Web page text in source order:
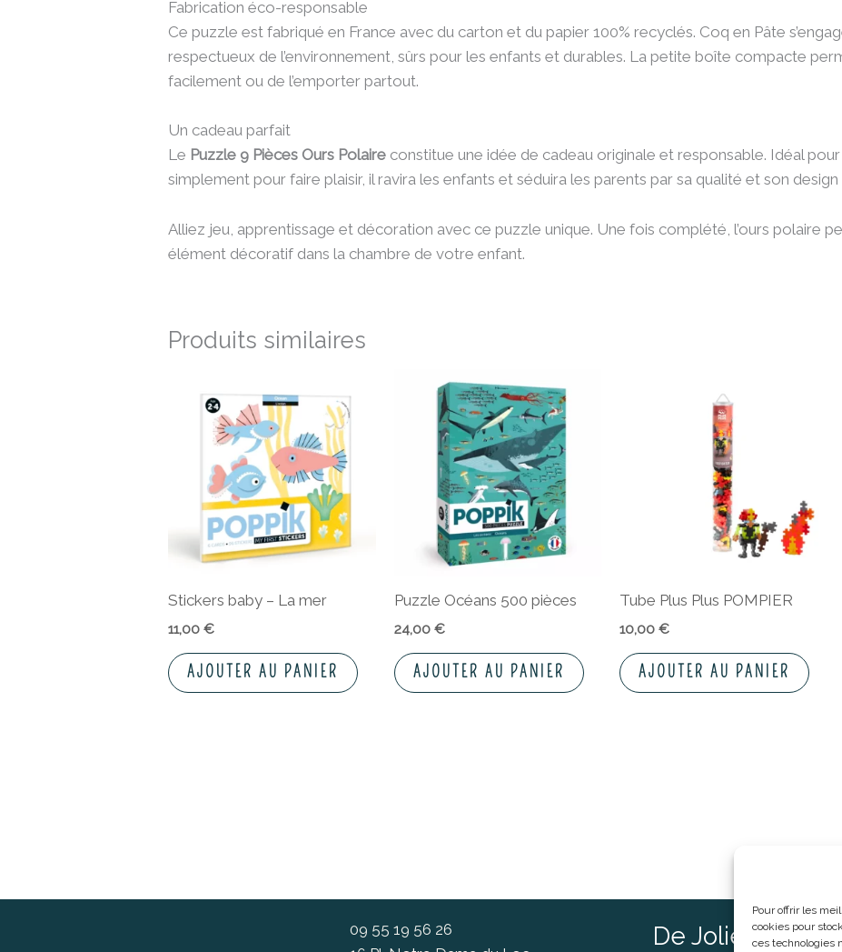
Pour offrir les
cookies pour
ces technologies
Fabrication éco-responsable
Ce puzzle est fabriqué en France avec du carton et du papier 100% recyclés. Coq en Pâte
respectueux de l’environnement, sûrs pour les enfants et durables. La petite boîte compacte
facilement ou de l’emporter partout.
Un cadeau parfait
Le Puzzle 9 Pièces Ours Polaire constitue une idée de cadeau originale et responsable. Idéal
simplement pour faire plaisir, il ravira les enfants et séduira les parents par sa qualité et son design
Alliez jeu, apprentissage et décoration avec ce puzzle unique. Une fois complété, l’ours polaire
élément décoratif dans la chambre de votre enfant.
Produits similaires
Stickers baby – La mer
11,00€
AJOUTER AU PANIER
Puzzle Océans 500 pièces
24,00 €
AJOUTER AU PANIER
Tube Plus Plus POMPIER
10,00 €
AJOUTER AU PANIER
09 55 19 56 26
De Jolies